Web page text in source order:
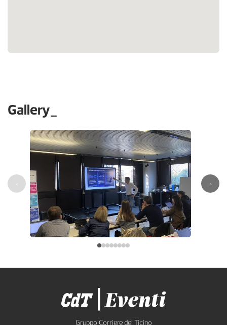
Gallery_
‹ ›
Gruppo Corriere del Ticino